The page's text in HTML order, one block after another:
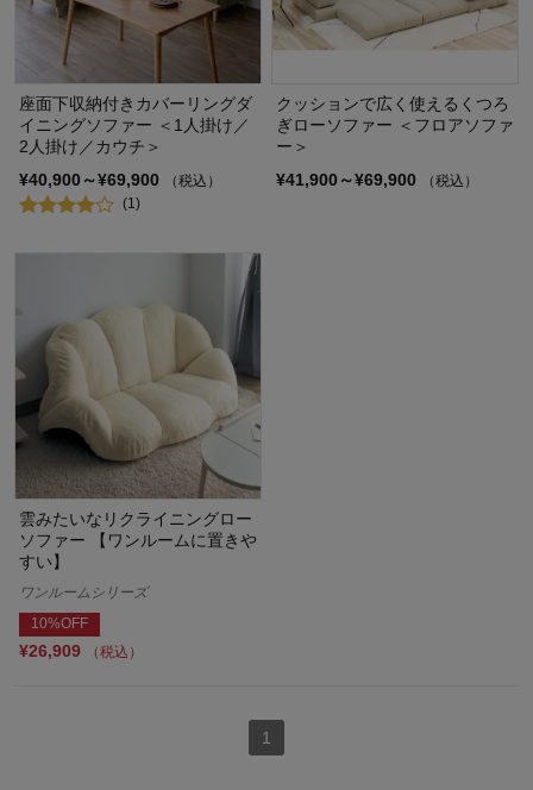
座面下収納付きカバーリングダ
イニングソファー ＜1人掛け／
2人掛け／カウチ＞
¥40,900～¥69,900
（税込）
(1)
クッションで広く使えるくつろ
ぎローソファー ＜フロアソファ
ー＞
¥41,900～¥69,900
（税込）
雲みたいなリクライニングロー
ソファー 【ワンルームに置きや
すい】
ワンルームシリーズ
10%OFF
¥26,909 （税込）
1